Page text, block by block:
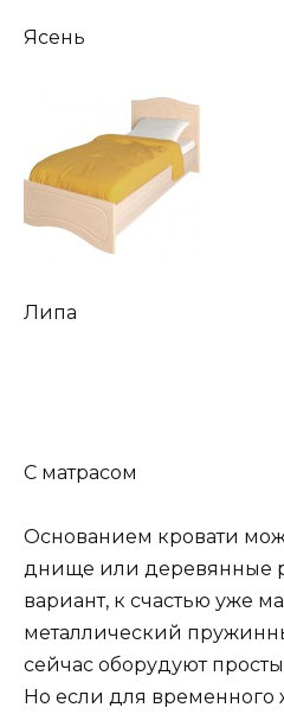
Ясень
Липа
С матрасом
Основанием кровати
днище или деревянные
вариант, к счастью уже
металлический
сейчас оборудуют
Но если для временного